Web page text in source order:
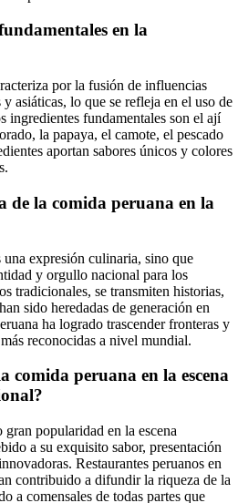
en la
por la fusión de influencias
asiáticas, lo que se refleja en el uso de
ingredientes fundamentales son el ají
la papaya, el camote, el pescado
aportan sabores únicos y colores
de la comida peruana en la
expresión culinaria, sino que
y orgullo nacional para los
tradicionales, se transmiten historias,
sido heredadas de generación en
ha logrado trascender fronteras y
reconocidas a nivel mundial.
comida peruana en la escena
popularidad en la escena
a su exquisito sabor, presentación
Restaurantes peruanos en
contribuido a difundir la riqueza de la
a comensales de todas partes que